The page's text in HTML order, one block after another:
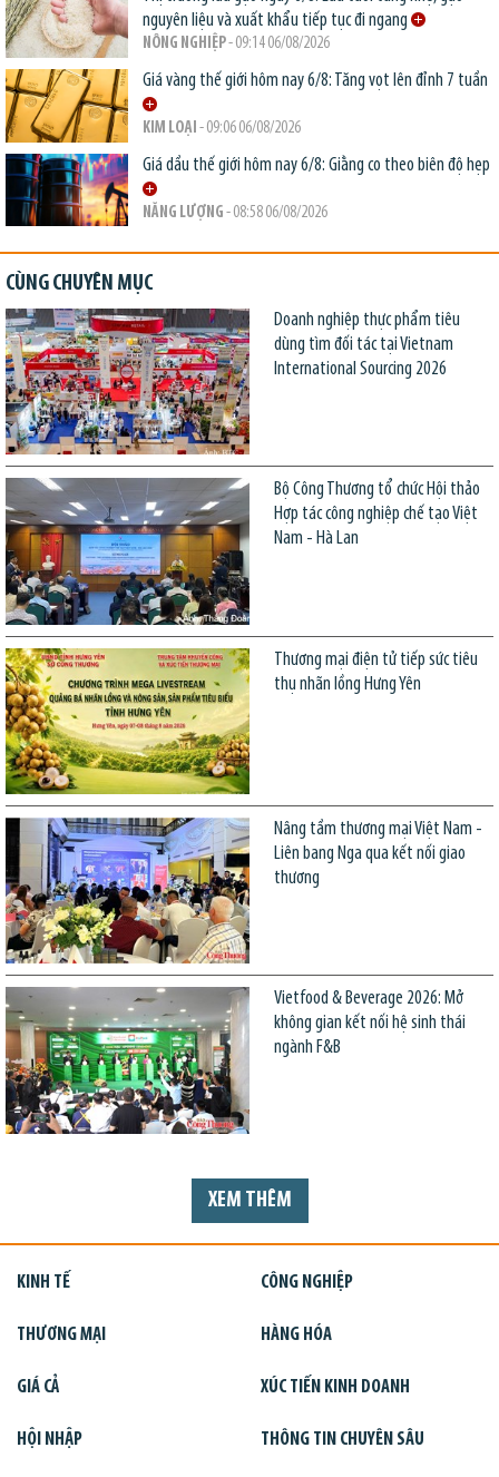
nguyên liệu và xuất khẩu tiếp tục đi ngang
NÔNG NGHIỆP- 09:14 06/08/2026
Giá vàng thế giới hôm nay 6/8: Tăng vọt lên đỉnh 7 tuần
KIM LOẠI - 09:06 06/08/2026
Giá dầu thế giới hôm nay 6/8: Giằng co theo biên độ hẹp
NĂNG LƯỢNG - 08:58 06/08/2026
CÙNG CHUYÊN MỤC
Doanh nghiệp thực phẩm tiêu
dùng tìm đối tác tại Vietnam
International Sourcing 2026
Bộ Công Thương tổ chức Hội thảo
Hợp tác công nghiệp chế tạo Việt
Nam - Hà Lan
Thương mại điện tử tiếp sức tiêu
thụ nhãn lồng Hưng Yên
Nâng tầm thương mại Việt Nam -
Liên bang Nga qua kết nối giao
thương
Vietfood & Beverage 2026: Mở
không gian kết nối hệ sinh thái
ngành F&B
XEM THÊM
KINH TẾ CÔNG NGHIỆP
THƯƠNG MẠI HÀNG HÓA
GIÁ CẢ XÚC TIẾN KINH DOANH
HỘI NHẬP THÔNG TIN CHUYÊN SÂU